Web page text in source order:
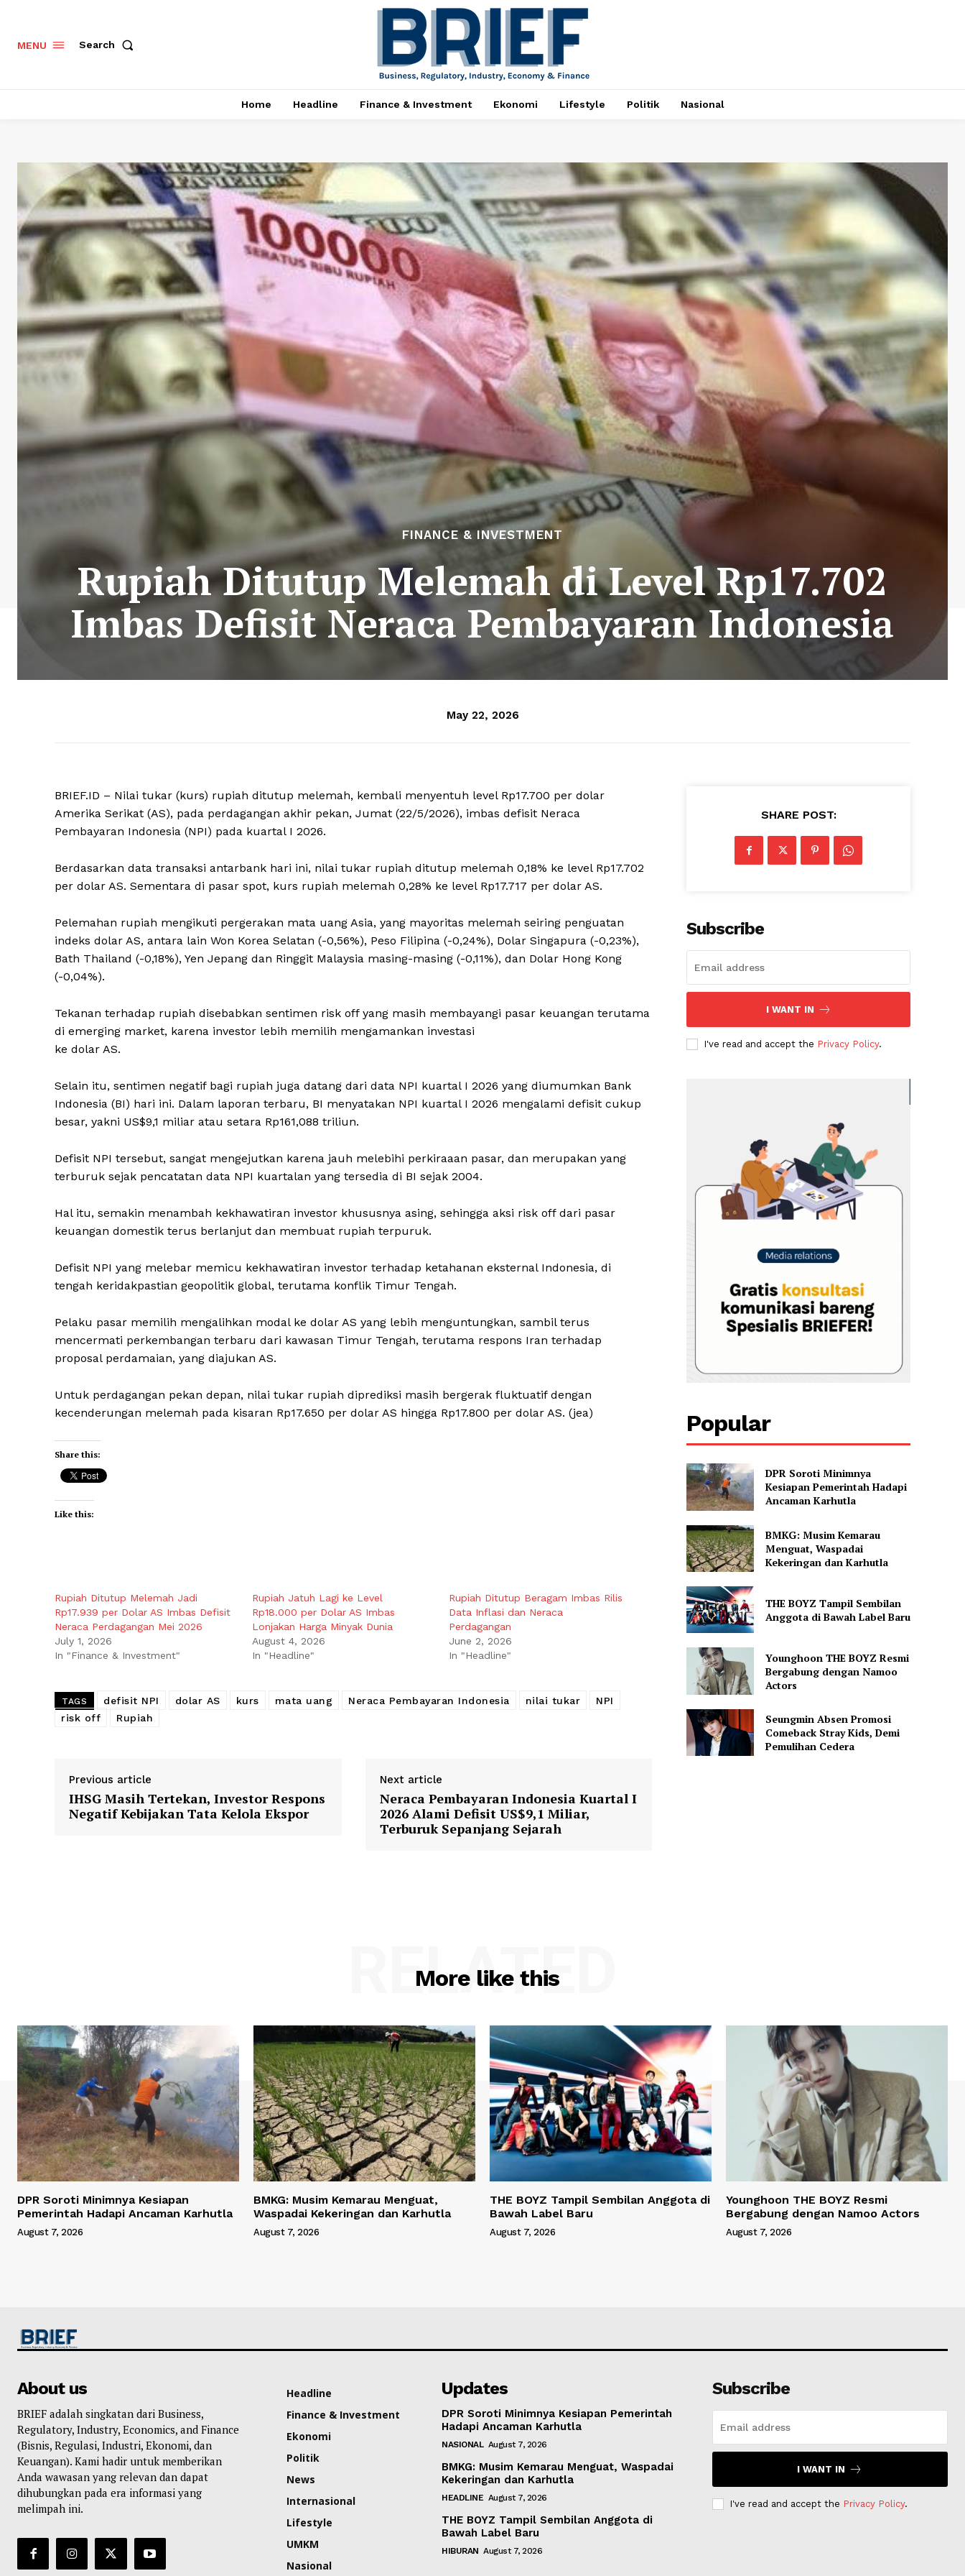
MENU Search
Home Headline Finance & Investment Ekonomi Lifestyle Politik Nasional
FINANCE & INVESTMENT
Rupiah Ditutup Melemah di Level Rp17.702
Imbas Defisit Neraca Pembayaran Indonesia
May 22, 2026
BRIEF.ID – Nilai tukar (kurs) rupiah ditutup melemah, kembali menyentuh level Rp17.700 per dolar
Amerika Serikat (AS), pada perdagangan akhir pekan, Jumat (22/5/2026), imbas defisit Neraca
Pembayaran Indonesia (NPI) pada kuartal I 2026.
Berdasarkan data transaksi antarbank hari ini, nilai tukar rupiah ditutup melemah 0,18% ke level Rp17.702
per dolar AS. Sementara di pasar spot, kurs rupiah melemah 0,28% ke level Rp17.717 per dolar AS.
Pelemahan rupiah mengikuti pergerakan mata uang Asia, yang mayoritas melemah seiring penguatan
indeks dolar AS, antara lain Won Korea Selatan (-0,56%), Peso Filipina (-0,24%), Dolar Singapura (-0,23%),
Bath Thailand (-0,18%), Yen Jepang dan Ringgit Malaysia masing-masing (-0,11%), dan Dolar Hong Kong
(-0,04%).
Tekanan terhadap rupiah disebabkan sentimen risk off yang masih membayangi pasar keuangan terutama
di emerging market, karena investor lebih memilih mengamankan investasi
ke dolar AS.
Selain itu, sentimen negatif bagi rupiah juga datang dari data NPI kuartal I 2026 yang diumumkan Bank
Indonesia (BI) hari ini. Dalam laporan terbaru, BI menyatakan NPI kuartal I 2026 mengalami defisit cukup
besar, yakni US$9,1 miliar atau setara Rp161,088 triliun.
Defisit NPI tersebut, sangat mengejutkan karena jauh melebihi perkiraaan pasar, dan merupakan yang
terburuk sejak pencatatan data NPI kuartalan yang tersedia di BI sejak 2004.
Hal itu, semakin menambah kekhawatiran investor khususnya asing, sehingga aksi risk off dari pasar
keuangan domestik terus berlanjut dan membuat rupiah terpuruk.
Defisit NPI yang melebar memicu kekhawatiran investor terhadap ketahanan eksternal Indonesia, di
tengah keridakpastian geopolitik global, terutama konflik Timur Tengah.
Pelaku pasar memilih mengalihkan modal ke dolar AS yang lebih menguntungkan, sambil terus
mencermati perkembangan terbaru dari kawasan Timur Tengah, terutama respons Iran terhadap
proposal perdamaian, yang diajukan AS.
Untuk perdagangan pekan depan, nilai tukar rupiah diprediksi masih bergerak fluktuatif dengan
kecenderungan melemah pada kisaran Rp17.650 per dolar AS hingga Rp17.800 per dolar AS. (jea)
Share this:
Like this:
Rupiah Ditutup Melemah Jadi
Rp17.939 per Dolar AS Imbas Defisit
Neraca Perdagangan Mei 2026
July 1, 2026
In "Finance & Investment"
Rupiah Jatuh Lagi ke Level
Rp18.000 per Dolar AS Imbas
Lonjakan Harga Minyak Dunia
August 4, 2026
In "Headline"
Rupiah Ditutup Beragam Imbas Rilis
Data Inflasi dan Neraca
Perdagangan
June 2, 2026
In "Headline"
TAGS defisit NPI dolar AS kurs mata uang Neraca Pembayaran Indonesia nilai tukar
NPI
risk off
Rupiah
Previous article
IHSG Masih Tertekan, Investor Respons
Negatif Kebijakan Tata Kelola Ekspor
Next article
Neraca Pembayaran Indonesia Kuartal I
2026 Alami Defisit US$9,1 Miliar,
Terburuk Sepanjang Sejarah
SHARE POST:
Subscribe
I WANT IN
I've read and accept the Privacy Policy.
Popular
DPR Soroti Minimnya
Kesiapan Pemerintah Hadapi
Ancaman Karhutla
BMKG: Musim Kemarau
Menguat, Waspadai
Kekeringan dan Karhutla
THE BOYZ Tampil Sembilan
Anggota di Bawah Label Baru
Younghoon THE BOYZ Resmi
Bergabung dengan Namoo
Actors
Seungmin Absen Promosi
Comeback Stray Kids, Demi
Pemulihan Cedera
More like this
RELATED
DPR Soroti Minimnya Kesiapan
Pemerintah Hadapi Ancaman Karhutla
August 7, 2026
BMKG: Musim Kemarau Menguat,
Waspadai Kekeringan dan Karhutla
August 7, 2026
THE BOYZ Tampil Sembilan Anggota di
Bawah Label Baru
August 7, 2026
Younghoon THE BOYZ Resmi
Bergabung dengan Namoo Actors
August 7, 2026
About us
BRIEF adalah singkatan dari Business,
Regulatory, Industry, Economics, and Finance
(Bisnis, Regulasi, Industri, Ekonomi, dan
Keuangan). Kami hadir untuk memberikan
Anda wawasan yang relevan dan dapat
dihubungkan pada era informasi yang
melimpah ini.
Headline
Finance & Investment
Ekonomi
Politik
News
Internasional
Lifestyle
UMKM
Nasional
Updates
DPR Soroti Minimnya Kesiapan Pemerintah
Hadapi Ancaman Karhutla
NASIONAL August 7, 2026
BMKG: Musim Kemarau Menguat, Waspadai
Kekeringan dan Karhutla
HEADLINE August 7, 2026
THE BOYZ Tampil Sembilan Anggota di
Bawah Label Baru
HIBURAN August 7, 2026
Subscribe
I WANT IN
I've read and accept the Privacy Policy.